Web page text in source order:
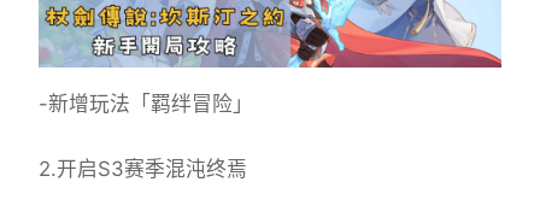
-新增玩法「羁绊冒险」
2.开启S3赛季混沌终焉